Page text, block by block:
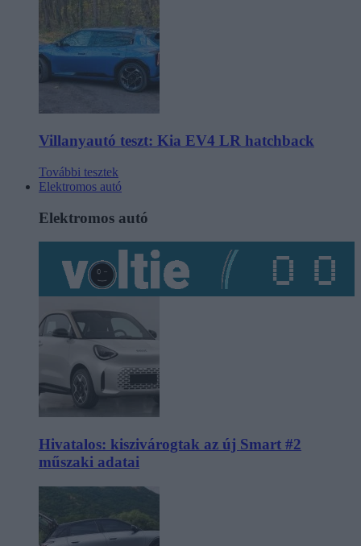
Villanyautó teszt: Kia EV4 LR hatchback
További tesztek
Elektromos autó
Elektromos autó
Hivatalos: kiszivárogtak az új Smart #2
műszaki adatai